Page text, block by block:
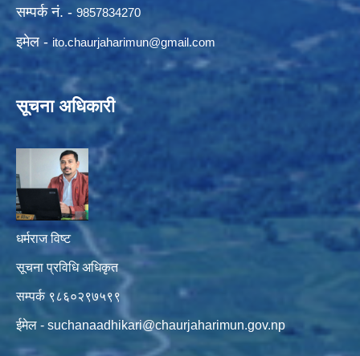
सम्पर्क नं. - 9857834270
इमेल - ito.chaurjaharimun@gmail.com
सूचना अधिकारी
धर्मराज विष्ट
सूचना प्रविधि अधिकृत
सम्पर्क ९८६०२९७५९९
ईमेल - suchanaadhikari@chaurjaharimun.gov.np